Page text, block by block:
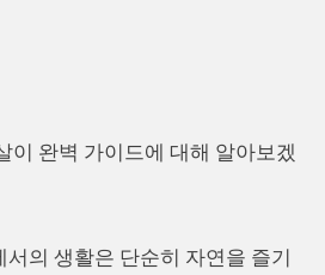
이 완벽 가이드에 대해 알아보겠
의 생활은 단순히 자연을 즐기